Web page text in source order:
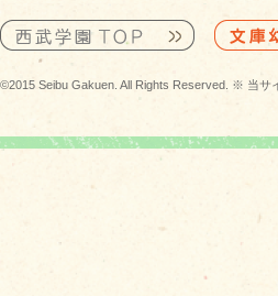
©2015 Seibu Gakuen. All Rights Reserved. ※ 当サ